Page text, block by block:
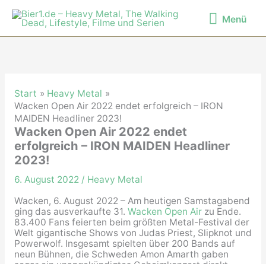
Inhalt
springen
Menü
Menü
Start
Heavy Metal
Wacken Open Air 2022 endet erfolgreich – IRON
MAIDEN Headliner 2023!
Wacken Open Air 2022 endet
erfolgreich – IRON MAIDEN Headliner
2023!
6. August 2022 / Heavy Metal
Wacken, 6. August 2022 – Am heutigen Samstagabend
ging das ausverkaufte 31. Wacken Open Airzu Ende.
83.400 Fans feierten beim größten Metal-Festival der
Welt gigantische Shows von Judas Priest, Slipknot und
Powerwolf. Insgesamt spielten über 200 Bands auf
neun Bühnen, die Schweden Amon Amarth gaben